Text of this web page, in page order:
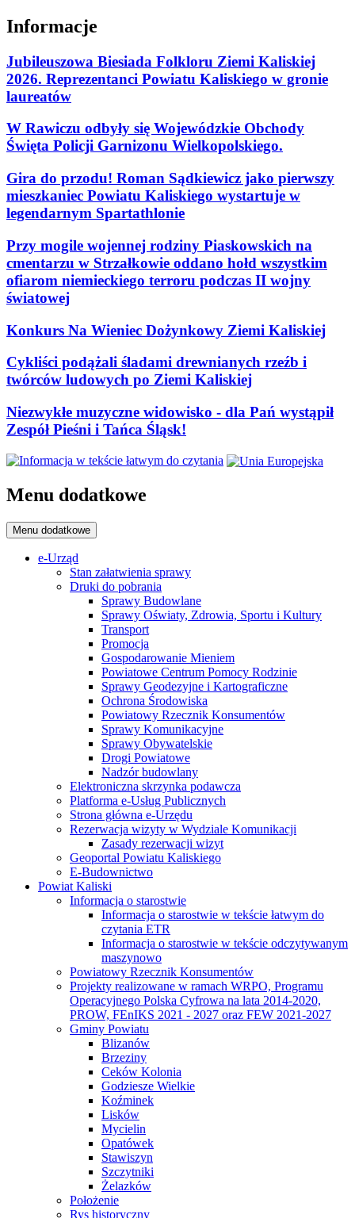
Informacje
Jubileuszowa Biesiada Folkloru Ziemi Kaliskiej
2026. Reprezentanci Powiatu Kaliskiego w gronie
laureatów
W Rawiczu odbyły się Wojewódzkie Obchody
Święta Policji Garnizonu Wielkopolskiego.
Gira do przodu! Roman Sądkiewicz jako pierwszy
mieszkaniec Powiatu Kaliskiego wystartuje w
legendarnym Spartathlonie
Przy mogile wojennej rodziny Piaskowskich na
cmentarzu w Strzałkowie oddano hołd wszystkim
ofiarom niemieckiego terroru podczas II wojny
światowej
Konkurs Na Wieniec Dożynkowy Ziemi Kaliskiej
Cykliści podążali śladami drewnianych rzeźb i
twórców ludowych po Ziemi Kaliskiej
Niezwykłe muzyczne widowisko - dla Pań wystąpił
Zespół Pieśni i Tańca Śląsk!
Menu dodatkowe
Menu dodatkowe
e-Urząd
Stan załatwienia sprawy
Druki do pobrania
Sprawy Budowlane
Sprawy Oświaty, Zdrowia, Sportu i Kultury
Transport
Promocja
Gospodarowanie Mieniem
Powiatowe Centrum Pomocy Rodzinie
Sprawy Geodezyjne i Kartograficzne
Ochrona Środowiska
Powiatowy Rzecznik Konsumentów
Sprawy Komunikacyjne
Sprawy Obywatelskie
Drogi Powiatowe
Nadzór budowlany
Elektroniczna skrzynka podawcza
Platforma e-Usług Publicznych
Strona główna e-Urzędu
Rezerwacja wizyty w Wydziale Komunikacji
Zasady rezerwacji wizyt
Geoportal Powiatu Kaliskiego
E-Budownictwo
Powiat Kaliski
Informacja o starostwie
Informacja o starostwie w tekście łatwym do
czytania ETR
Informacja o starostwie w tekście odczytywanym
maszynowo
Powiatowy Rzecznik Konsumentów
Projekty realizowane w ramach WRPO, Programu
Operacyjnego Polska Cyfrowa na lata 2014-2020,
PROW, FEnIKS 2021 - 2027 oraz FEW 2021-2027
Gminy Powiatu
Blizanów
Brzeziny
Ceków Kolonia
Godziesze Wielkie
Koźminek
Lisków
Mycielin
Opatówek
Stawiszyn
Szczytniki
Żelazków
Położenie
Rys historyczny